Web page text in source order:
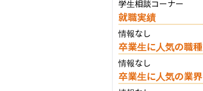
学生相談コーナー
就職実績
情報なし
卒業生に人気の職種
情報なし
卒業生に人気の業界